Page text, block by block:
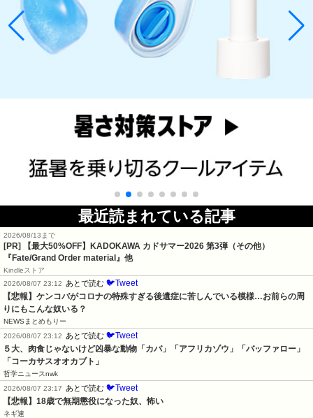
最近読まれている記事
2026/08/13まで
[PR]
【最大50%OFF】KADOKAWA カドサマー2026 第3弾（その他）
『Fate/Grand Order material』他
Kindleストア
2026/08/07 23:12
あとで読む 🐦Tweet
【悲報】ケンコバがコロナの特殊すぎる後遺症に苦しんでいる模様…お前らの周
りにもこんな奴いる？
NEWSまとめもりー
2026/08/07 23:12
あとで読む 🐦Tweet
５大、肉食じゃないけど凶暴な動物「カバ」「アフリカゾウ」「バッファロー」
「コーカサスオオカブト」
哲学ニュースnwk
2026/08/07 23:17
あとで読む 🐦Tweet
【悲報】18歳で無期懲役になった奴、怖い
ネギ速